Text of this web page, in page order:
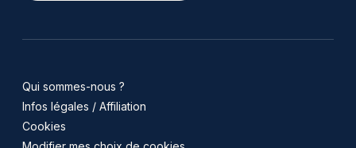
Qui sommes-nous ?
Infos légales / Affiliation
Cookies